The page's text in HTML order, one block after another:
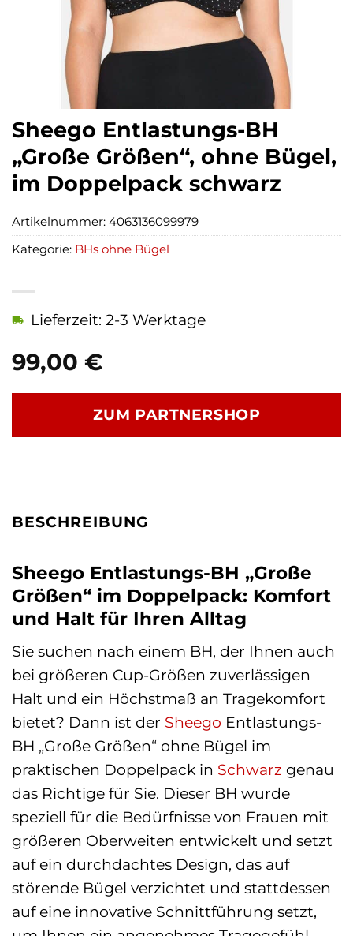
Sheego Entlastungs-BH
„Große Größen“, ohne Bügel,
im Doppelpack schwarz
99,00 €
Lieferzeit: 2-3 Werktage
ZUM PARTNERSHOP
Artikelnummer: 4063136099979
Kategorie: BHs ohne Bügel
BESCHREIBUNG
Sheego Entlastungs-BH „Große
Größen“ im Doppelpack: Komfort
und Halt für Ihren Alltag
Sie suchen nach einem BH, der Ihnen auch
bei größeren Cup-Größen zuverlässigen
Halt und ein Höchstmaß an Tragekomfort
bietet? Dann ist der Sheego Entlastungs-
BH „Große Größen“ ohne Bügel im
praktischen Doppelpack in Schwarz genau
das Richtige für Sie. Dieser BH wurde
speziell für die Bedürfnisse von Frauen mit
größeren Oberweiten entwickelt und setzt
auf ein durchdachtes Design, das auf
störende Bügel verzichtet und stattdessen
auf eine innovative Schnittführung setzt,